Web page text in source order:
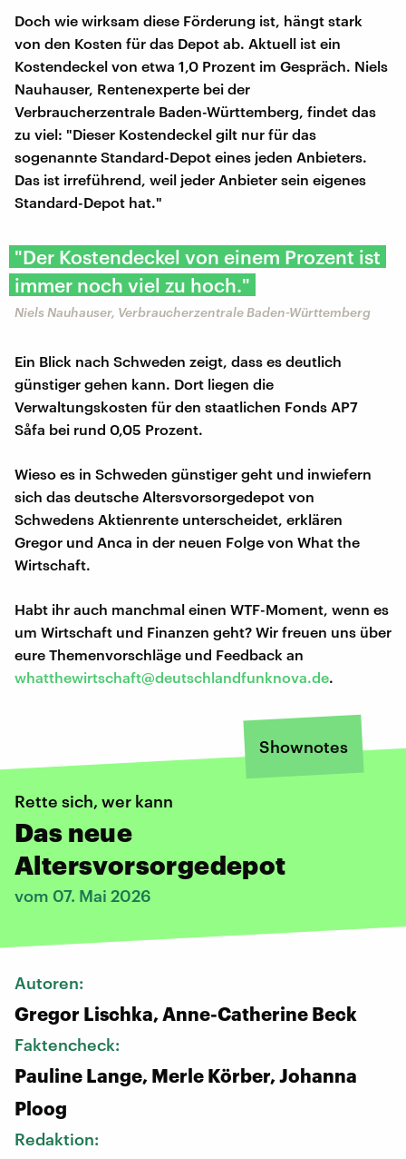
Doch wie wirksam diese Förderung ist, hängt stark
von den Kosten für das Depot ab. Aktuell ist ein
Kostendeckel von etwa 1,0 Prozent im Gespräch. Niels
Nauhauser, Rentenexperte bei der
Verbraucherzentrale Baden-Württemberg, findet das
zu viel: "Dieser Kostendeckel gilt nur für das
sogenannte Standard-Depot eines jeden Anbieters.
Das ist irreführend, weil jeder Anbieter sein eigenes
Standard-Depot hat."
"Der Kostendeckel von einem Prozent ist
immer noch viel zu hoch."
Niels Nauhauser, Verbraucherzentrale Baden-Württemberg
Ein Blick nach Schweden zeigt, dass es deutlich
günstiger gehen kann. Dort liegen die
Verwaltungskosten für den staatlichen Fonds AP7
Såfa bei rund 0,05 Prozent.
Wieso es in Schweden günstiger geht und inwiefern
sich das deutsche Altersvorsorgedepot von
Schwedens Aktienrente unterscheidet, erklären
Gregor und Anca in der neuen Folge von What the
Wirtschaft.
Habt ihr auch manchmal einen WTF-Moment, wenn es
um Wirtschaft und Finanzen geht? Wir freuen uns über
eure Themenvorschläge und Feedback an
whatthewirtschaft@deutschlandfunknova.de.
Shownotes
Rette sich, wer kann
Das neue
Altersvorsorgedepot
vom 07. Mai 2026
Autoren:
Gregor Lischka, Anne-Catherine Beck
Faktencheck:
Pauline Lange, Merle Körber, Johanna
Ploog
Redaktion: